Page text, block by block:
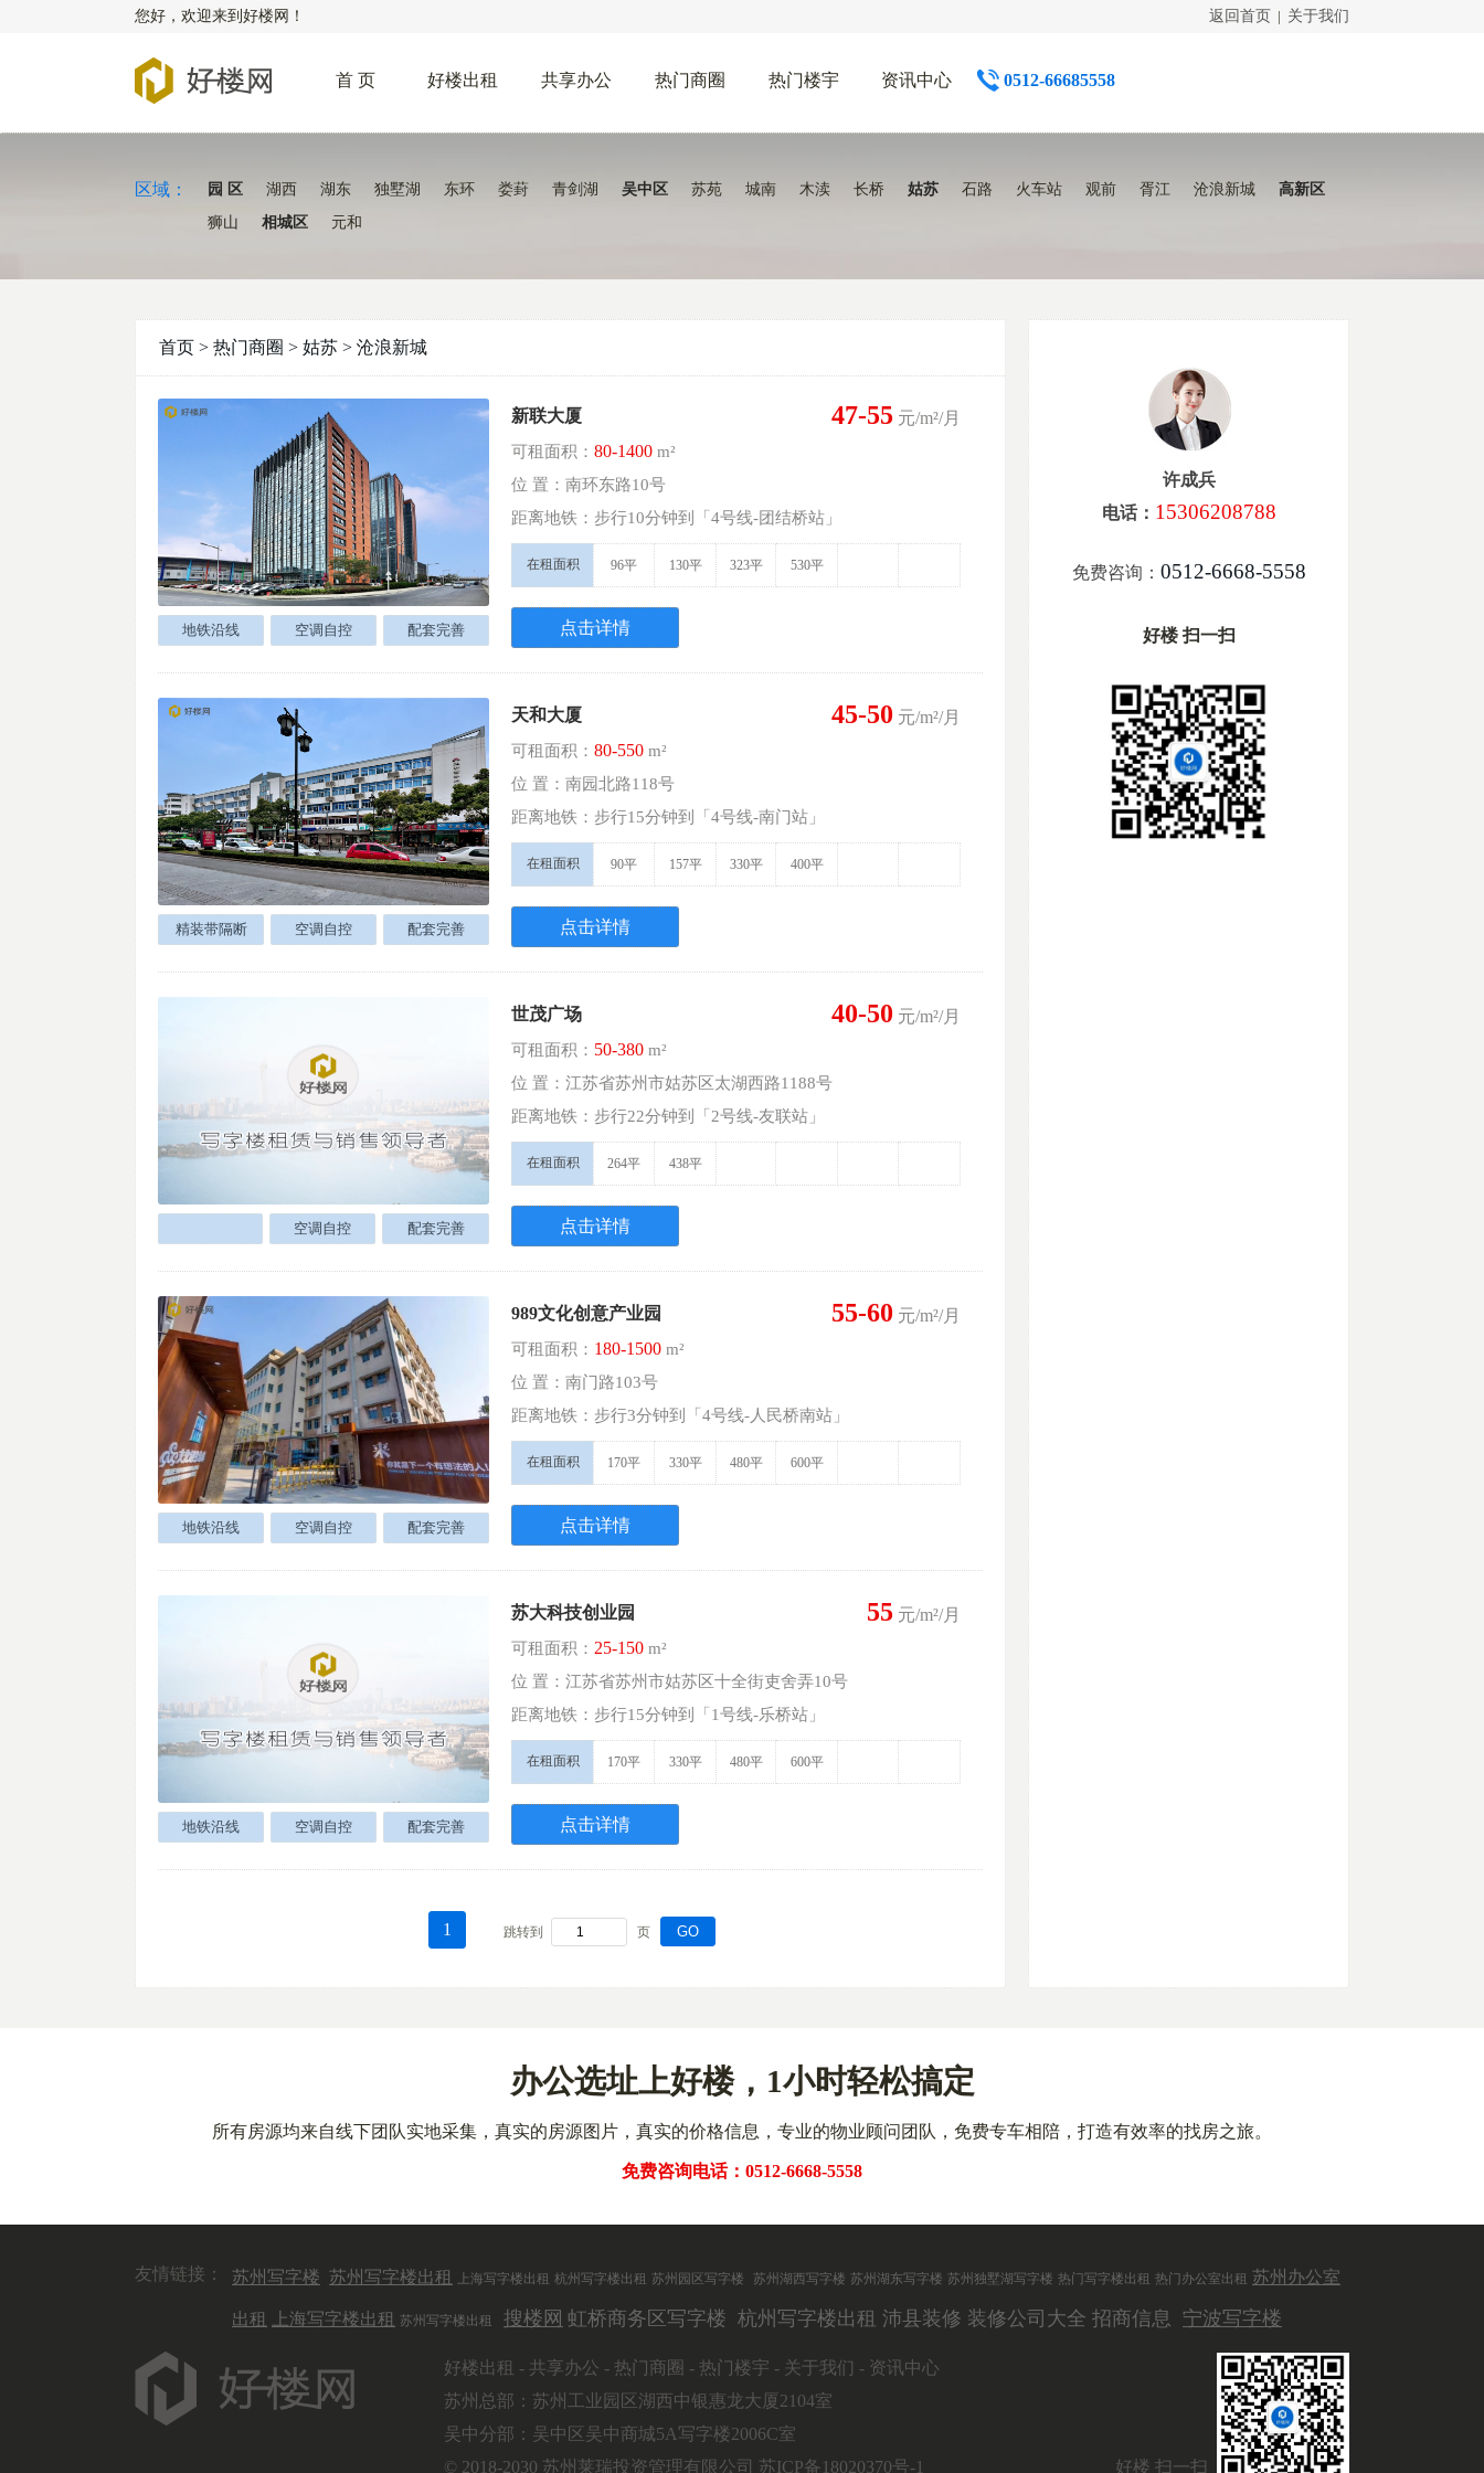
您好，欢迎来到好楼网！ 返回首页 | 关于我们
首 页 好楼出租 共享办公 热门商圈 热门楼宇 资讯中心 0512-66685558
区域： 园 区 湖西 湖东 独墅湖 东环 娄葑 青剑湖 吴中区 苏苑 城南 木渎 长桥 姑苏 石路 火车站 观前 胥江 沧浪新城
高新区
狮山
相城区 元和
首页 > 热门商圈 > 姑苏 > 沧浪新城
地铁沿线 空调自控 配套完善
新联大厦 47-55 元/m²/月
可租面积： 80-1400 m²
位 置：南环东路10号
距离地铁：步行10分钟到「4号线-团结桥站」
在租面积 96平 130平 323平 530平
点击详情
精装带隔断 空调自控 配套完善
天和大厦 45-50 元/m²/月
可租面积： 80-550 m²
位 置：南园北路118号
距离地铁：步行15分钟到「4号线-南门站」
在租面积 90平 157平 330平 400平
点击详情
空调自控 配套完善
世茂广场 40-50 元/m²/月
可租面积： 50-380 m²
位 置：江苏省苏州市姑苏区太湖西路1188号
距离地铁：步行22分钟到「2号线-友联站」
在租面积 264平 438平
点击详情
地铁沿线 空调自控 配套完善
989文化创意产业园 55-60 元/m²/月
可租面积： 180-1500 m²
位 置：南门路103号
距离地铁：步行3分钟到「4号线-人民桥南站」
在租面积 170平 330平 480平 600平
点击详情
地铁沿线 空调自控 配套完善
苏大科技创业园 55 元/m²/月
可租面积： 25-150 m²
位 置：江苏省苏州市姑苏区十全街吏舍弄10号
距离地铁：步行15分钟到「1号线-乐桥站」
在租面积 170平 330平 480平 600平
点击详情
1 跳转到 页 GO
许成兵
电话： 15306208788
免费咨询： 0512-6668-5558
好楼 扫一扫
办公选址上好楼，1小时轻松搞定
所有房源均来自线下团队实地采集，真实的房源图片，真实的价格信息，专业的物业顾问团队，免费专车相陪，打造有效率的找房之旅。
免费咨询电话：0512-6668-5558
友情链接： 苏州写字楼 苏州写字楼出租 上海写字楼出租 杭州写字楼出租 苏州园区写字楼 苏州湖西写字楼 苏州湖东写字楼 苏州独墅湖写字楼 热门写字楼出租 热门办公室出租 苏州办公室
出租 上海写字楼出租 苏州写字楼出租 搜楼网 虹桥商务区写字楼 杭州写字楼出租 沛县装修 装修公司大全 招商信息 宁波写字楼
好楼出租 - 共享办公 - 热门商圈 - 热门楼宇 - 关于我们 - 资讯中心
苏州总部：苏州工业园区湖西中银惠龙大厦2104室
吴中分部：吴中区吴中商城5A写字楼2006C室
© 2018-2030 苏州莱瑞投资管理有限公司 苏ICP备18020370号-1 好楼 扫一扫